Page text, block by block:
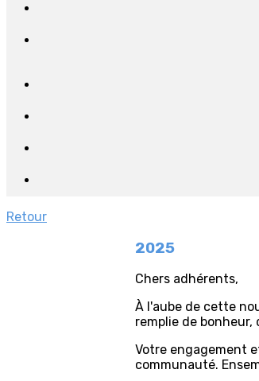
Retour
2025
Chers adhérents,
À l'aube de cette
remplie de
Votre engagement
communauté.